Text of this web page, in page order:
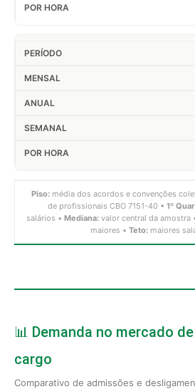
Piso: média dos acordos e convenções
de profissionais CBO 7151-40 • 1º
salários • Mediana: valor central da amostra
maiores • Teto: maiores
📊 Demanda no mercado
cargo
Comparativo de admissões e